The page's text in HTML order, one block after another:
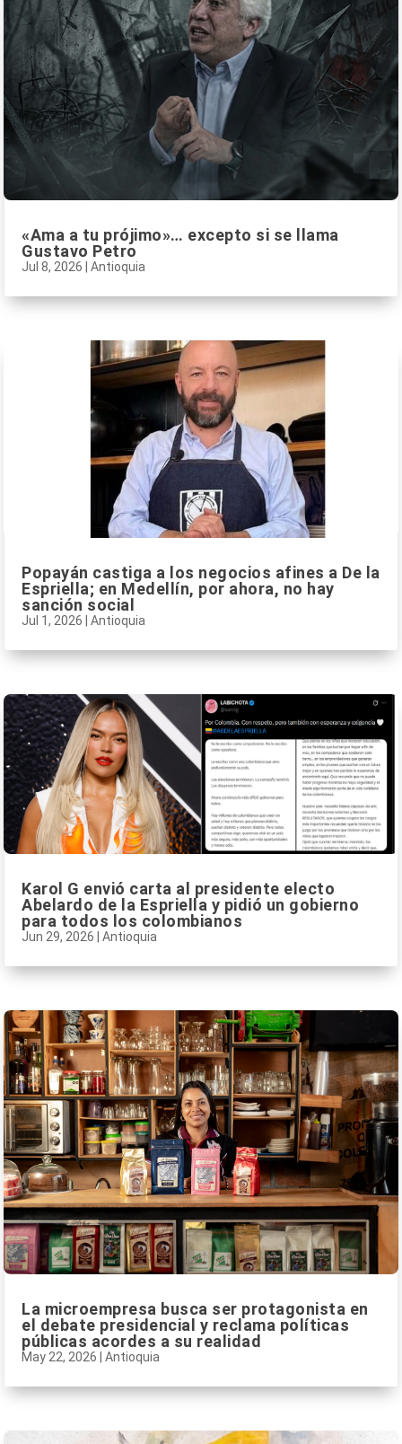
«Ama a tu prójimo»… excepto si se llama
Gustavo Petro
Jul 8, 2026 Antioquia
Popayán castiga a los negocios afines a De la
Espriella; en Medellín, por ahora, no hay
sanción social
Jul 1, 2026 Antioquia
Karol G envió carta al presidente electo
Abelardo de la Espriella y pidió un gobierno
para todos los colombianos
Jun 29, 2026 | Antioquia
La microempresa busca ser protagonista en
el debate presidencial y reclama políticas
públicas acordes a su realidad
May 22, 2026 Antioquia